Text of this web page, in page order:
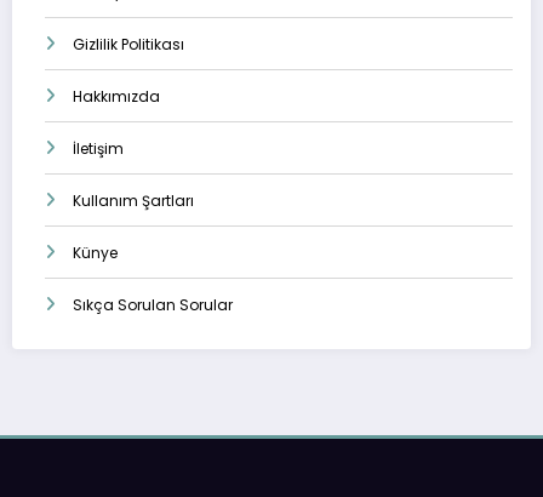
Gizlilik Politikası
Hakkımızda
İletişim
Kullanım Şartları
Künye
Sıkça Sorulan Sorular